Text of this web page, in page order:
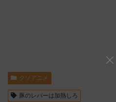
クソアニメ
豚のレバーは加熱しろ